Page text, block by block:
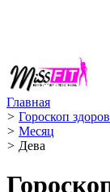
Главная
> Гороскоп
> Месяц
> Дева ️